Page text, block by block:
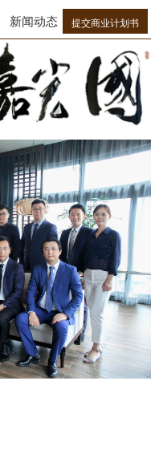
新闻动态 提交商业计划书